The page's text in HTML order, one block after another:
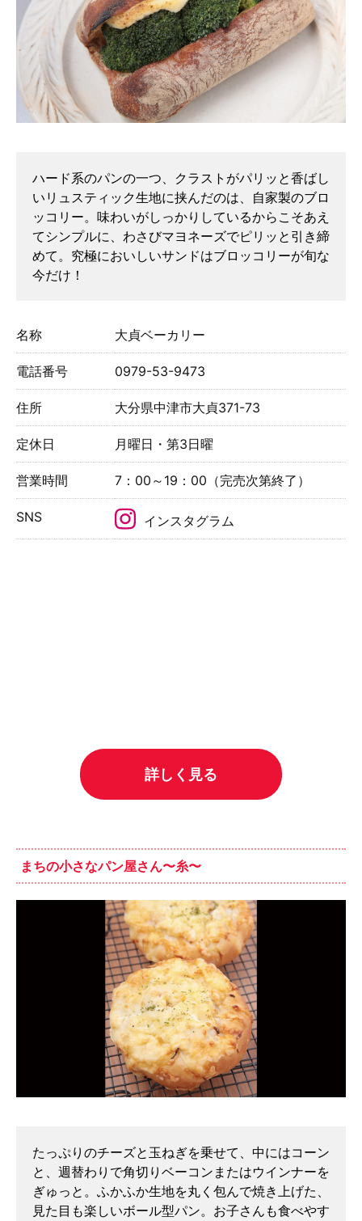
ハード系のパンの一つ、クラストがパリッと香ばし
いリュスティック生地に挟んだのは、自家製のブロ
ッコリー。味わいがしっかりしているからこそあえ
てシンプルに、わさびマヨネーズでピリッと引き締
めて。究極においしいサンドはブロッコリーが旬な
今だけ！
名称 大貞ベーカリー
電話番号 0979-53-9473
住所 大分県中津市大貞371-73
定休日 月曜日・第3日曜
営業時間 7：00～19：00（完売次第終了）
SNS インスタグラム
詳しく見る
まちの小さなパン屋さん〜糸〜
たっぷりのチーズと玉ねぎを乗せて、中にはコーン
と、週替わりで角切りベーコンまたはウインナーを
ぎゅっと。ふかふか生地を丸く包んで焼き上げた、
見た目も楽しいボール型パン。お子さんも食べやす